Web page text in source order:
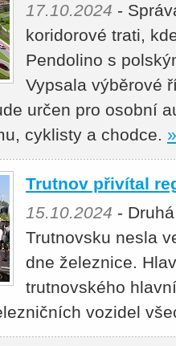
17.10.2024 -
koridorové trati,
Pendolino s
Vypsala výběrové
určen pro osobní
cyklisty a chodce. »
Trutnov přivítal
15.10.2024 -
Trutnovsku nesla
dne železnice.
trutnovského
vozidel